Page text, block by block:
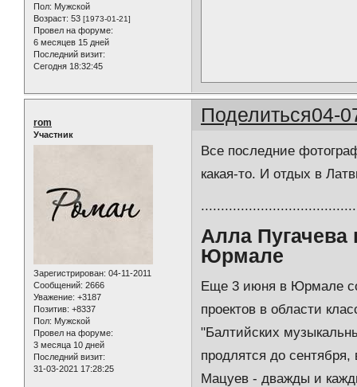
Пол: Мужской
Возраст: 53 [1973-01-21]
Провел на форуме:
6 месяцев 15 дней
Последний визит:
Сегодня 18:32:45
Поделиться04-
rom
Участник
Зарегистрирован: 04-11-2011
Сообщений: 2666
Уважение: +3187
Позитив: +8337
Пол: Мужской
Провел на форуме:
3 месяца 10 дней
Последний визит:
31-03-2021 17:28:25
Все последние
какая-то. И отдых в
Алла Пугачева
Юрмале
Еще 3 июня в Юрмале
проектов в области
"Балтийских
продлятся до
Мацуев - дважды и